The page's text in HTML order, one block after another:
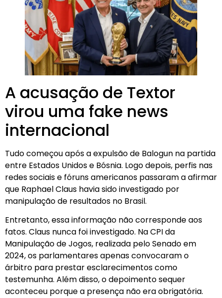
A acusação de Textor
virou uma fake news
internacional
Tudo começou após a expulsão de Balogun na partida
entre Estados Unidos e Bósnia. Logo depois, perfis nas
redes sociais e fóruns americanos passaram a afirmar
que Raphael Claus havia sido investigado por
manipulação de resultados no Brasil.
Entretanto, essa informação não corresponde aos
fatos. Claus nunca foi investigado. Na CPI da
Manipulação de Jogos, realizada pelo Senado em
2024, os parlamentares apenas convocaram o
árbitro para prestar esclarecimentos como
testemunha. Além disso, o depoimento sequer
aconteceu porque a presença não era obrigatória.